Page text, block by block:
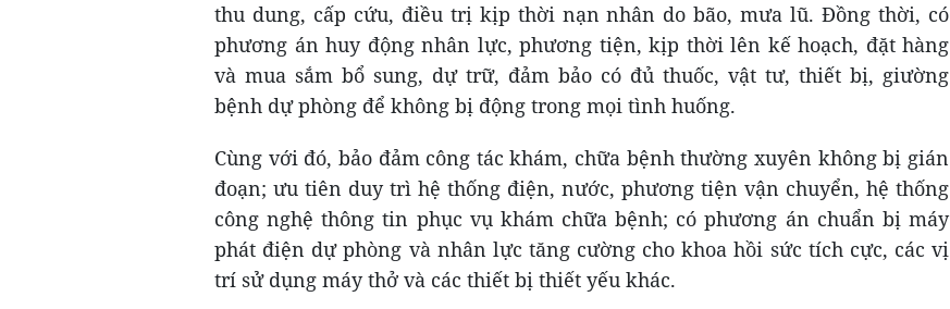
thu dung, cấp cứu, điều trị kịp thời nạn nhân do bão, mưa lũ. Đồng thời, có
phương án huy động nhân lực, phương tiện, kịp thời lên kế hoạch, đặt hàng
và mua sắm bổ sung, dự trữ, đảm bảo có đủ thuốc, vật tư, thiết bị, giường
bệnh dự phòng để không bị động trong mọi tình huống.
Cùng với đó, bảo đảm công tác khám, chữa bệnh thường xuyên không bị gián
đoạn; ưu tiên duy trì hệ thống điện, nước, phương tiện vận chuyển, hệ thống
công nghệ thông tin phục vụ khám chữa bệnh; có phương án chuẩn bị máy
phát điện dự phòng và nhân lực tăng cường cho khoa hồi sức tích cực, các vị
trí sử dụng máy thở và các thiết bị thiết yếu khác.